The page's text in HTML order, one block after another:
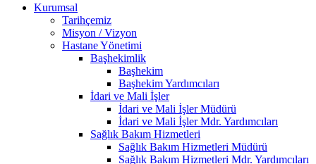
Kurumsal
Tarihçemiz
Misyon / Vizyon
Hastane Yönetimi
Başhekimlik
Başhekim
Başhekim Yardımcıları
İdari ve Mali İşler
İdari ve Mali İşler Müdürü
İdari ve Mali İşler Mdr. Yardımcıları
Sağlık Bakım Hizmetleri
Sağlık Bakım Hizmetleri Müdürü
Sağlık Bakım Hizmetleri Mdr. Yardımcıları